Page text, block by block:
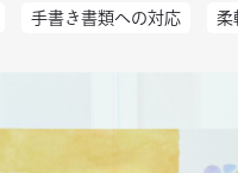
手書き書類への対応 柔